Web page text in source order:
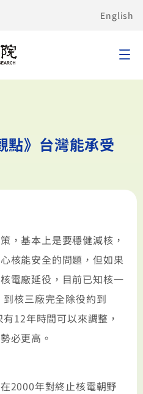
English
點》台灣能承受
基本上是要穩健減核，
核能安全的問題，但如果
電廠延役，目前已知核一
核三廠完全除役約到
12年時間可以來調整，
必更高。
年對終止核電朝野